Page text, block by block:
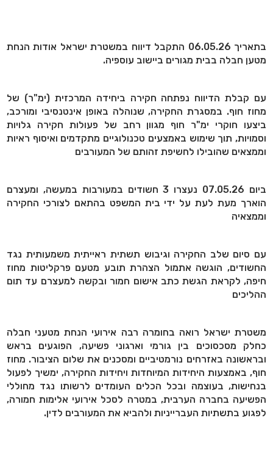
בתאריך 06.05.26 התקבל דיווח במשטרת ישראל אודות הנחת
מטען חבלה בבית מגורים ביישוב עוספיה.
עם קבלת הדיווח נפתחה חקירה ביחידה המרכזית (ימ"ר) של
מחוז חוף. במסגרת החקירה, שנוהלה באופן אינטנסיבי ומורכב,
ביצעו חוקרי ימ"ר חוף מגוון רחב של פעולות חקירה גלויות
וסמויות, תוך שימוש באמצעים טכנולוגיים מתקדמים ואיסוף ראיות
וממצאים שהובילו לחשיפת זהותם של המעורבים
ביום 07.05.26 נעצרו 3 חשודים במעורבות במעשה, ומעצרם
הוארך מעת לעת על ידי בית המשפט בהתאם לצורכי החקירה
וממצאיה
עם סיום שלב החקירה וגיבוש תשתית ראייתית משמעותית נגד
החשודים, הוגשה אתמול הצהרת תובע מטעם פרקליטות מחוז
חיפה, לקראת הגשת כתב אישום חמור ובקשה למעצרם עד תום
ההליכים
משטרת ישראל רואה בחומרה רבה אירועי הנחת מטעני חבלה
כחלק מסכסוכים בין גורמי וארגוני פשיעה, הפוגעים בראש
ובראשונה באזרחים נורמטיביים ומסכנים את שלום הציבור. מחוז
חוף, באמצעות היחידות המיוחדות ויחידות החקירה, ימשיך לפעול
בנחישות, בעוצמה ובכל הכלים העומדים לרשותו נגד מחוללי
הפשיעה בחברה הערבית, במטרה לסכל אירועי אלימות חמורה,
לפגוע בתשתיות העברייניות ולהביא את המעורבים לדין.